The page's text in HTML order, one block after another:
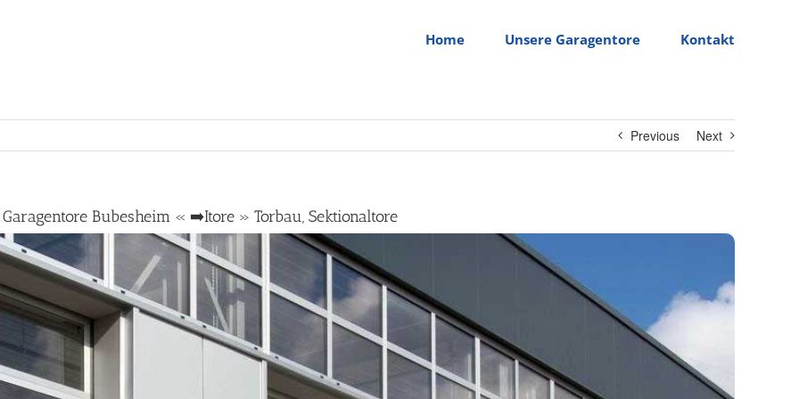
Home Unsere Garagentore Kontakt
Previous Next
Garagentore Bubesheim « ➡️Itore » Torbau, Sektionaltore